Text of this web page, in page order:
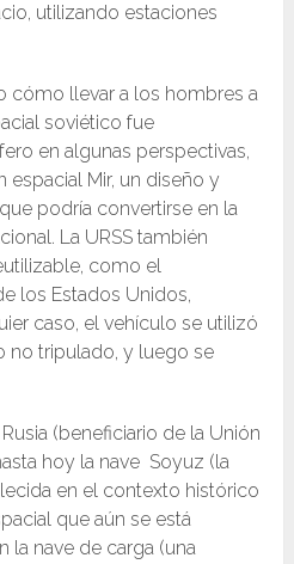
utilizando estaciones
cómo llevar a los hombres a
soviético fue
en algunas perspectivas,
espacial Mir, un diseño y
podría convertirse en la
La URSS también
como el
los Estados Unidos,
caso, el vehículo se utilizó
no tripulado, y luego se
(beneficiario de la Unión
hoy la nave Soyuz (la
en el contexto histórico
que aún se está
la nave de carga (una